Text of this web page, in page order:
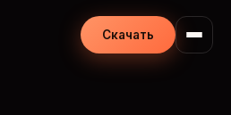
Скачать